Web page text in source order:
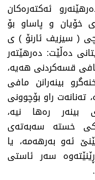
ئەكتەرەكان
خۆیان و پاساو بۆ
( سیزیف ئارنۆ ) ی
دەڵێت: دەرهێتەر
قسەكردنی هەیە،
بینەرانن مافی
تەنانەت راو بۆچوونی
بینەر رەها نیە،
خستە سەبەتەی
ئەو بەرهەمە، یا
سەر ئاستی
.